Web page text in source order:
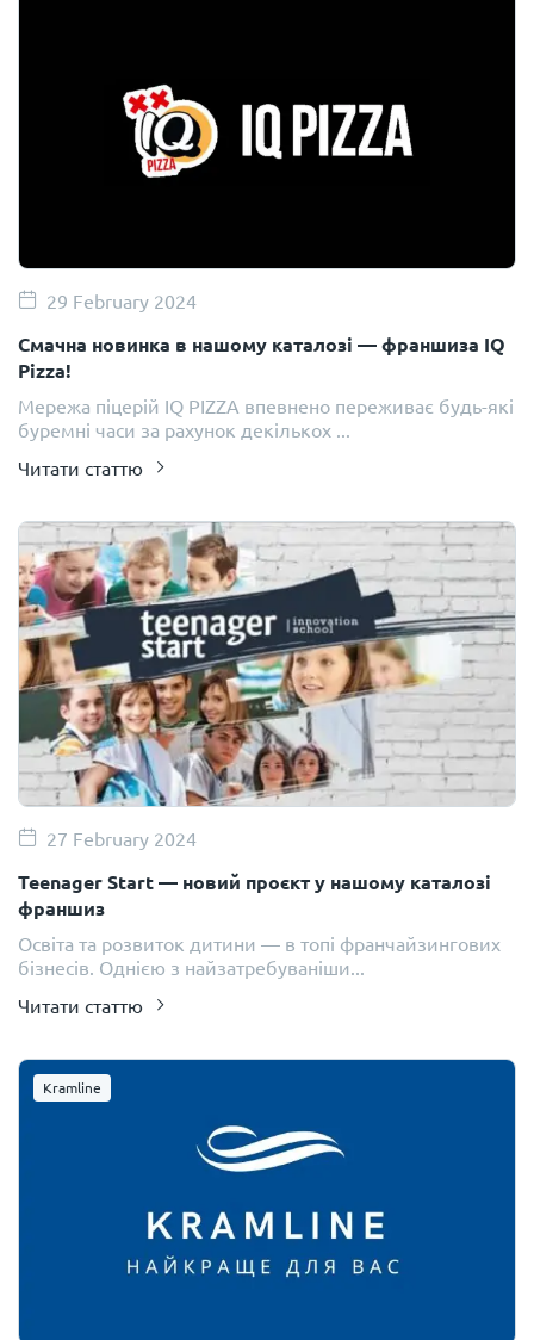
29 February 2024
Смачна новинка в нашому каталозі — франшиза IQ
Pizza!
Мережа піцерій IQ PIZZA впевнено переживає будь-які
буремні часи за рахунок декількох ...
Читати статтю
27 February 2024
Teenager Start — новий проєкт у нашому каталозі
франшиз
Освіта та розвиток дитини — в топі франчайзингових
бізнесів. Однією з найзатребуваніши...
Читати статтю
Kramline